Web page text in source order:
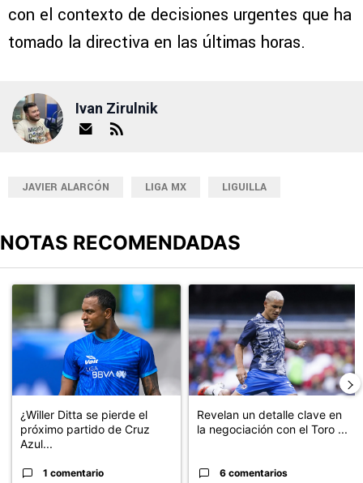
con el contexto de decisiones urgentes que ha
tomado la directiva en las últimas horas.
Ivan Zirulnik
JAVIER ALARCÓN LIGA MX LIGUILLA
NOTAS RECOMENDADAS
Un artículo de tendencia con el título "¿Willer Ditta se pierde el
¿Willer Ditta se pierde el
próximo partido de Cruz
Azul...
1 comentario
Un artículo de tendencia con
Revelan un detalle clave en
la negociación con el Toro ...
6 comentarios